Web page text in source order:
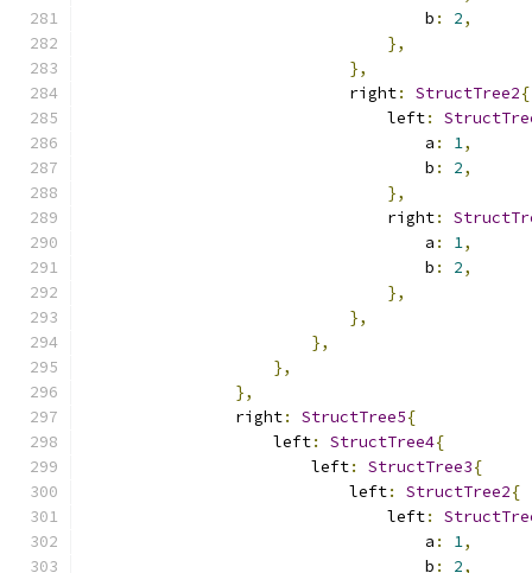
                                    b
: 2,
},
},
                            right
: StructTree2{
                                left
:
                                    a
: 1,
                                    b
: 2,
},
                                right
:
                                    a
: 1,
                                    b
: 2,
},
},
},
},
},
                right
: StructTree5{
                    left
: StructTree4{
                        left
: StructTree3{
                            left
: StructTree2{
                                left
:
                                    a
: 1,
                                    b
: 2,